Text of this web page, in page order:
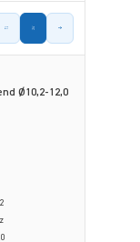
Ø10,2-12,0